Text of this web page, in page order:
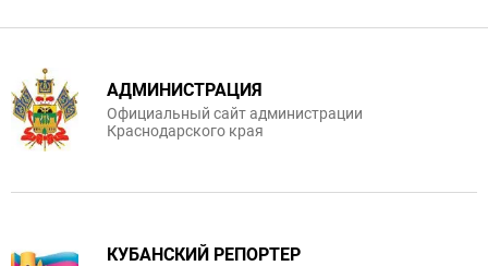
АДМИНИСТРАЦИЯ
Официальный сайт администрации
Краснодарского края
КУБАНСКИЙ РЕПОРТЕР